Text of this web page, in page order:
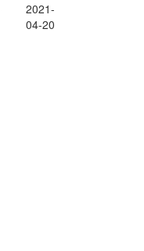
2021-
04-20